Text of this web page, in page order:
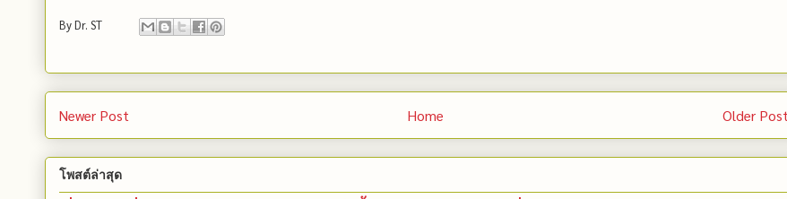
ByDr. ST
Newer Post Older Post
Home
โพสต์ล่าสุด